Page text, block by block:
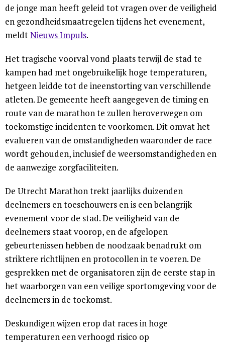
de jonge man heeft geleid tot vragen over de veiligheid
en gezondheidsmaatregelen tijdens het evenement,
meldtNieuws Impuls.
Het tragische voorval vond plaats terwijl de stad te
kampen had met ongebruikelijk hoge temperaturen,
hetgeen leidde tot de ineenstorting van verschillende
atleten. De gemeente heeft aangegeven de timing en
route van de marathon te zullen heroverwegen om
toekomstige incidenten te voorkomen. Dit omvat het
evalueren van de omstandigheden waaronder de race
wordt gehouden, inclusief de weersomstandigheden en
de aanwezige zorgfaciliteiten.
De Utrecht Marathon trekt jaarlijks duizenden
deelnemers en toeschouwers en is een belangrijk
evenement voor de stad. De veiligheid van de
deelnemers staat voorop, en de afgelopen
gebeurtenissen hebben de noodzaak benadrukt om
striktere richtlijnen en protocollen in te voeren. De
gesprekken met de organisatoren zijn de eerste stap in
het waarborgen van een veilige sportomgeving voor de
deelnemers in de toekomst.
Deskundigen wijzen erop dat races in hoge
temperaturen een verhoogd risico op